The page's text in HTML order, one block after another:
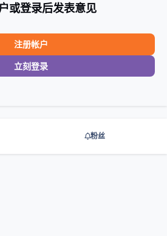
或登录后发表意见
注册帐户
立刻登录
粉丝